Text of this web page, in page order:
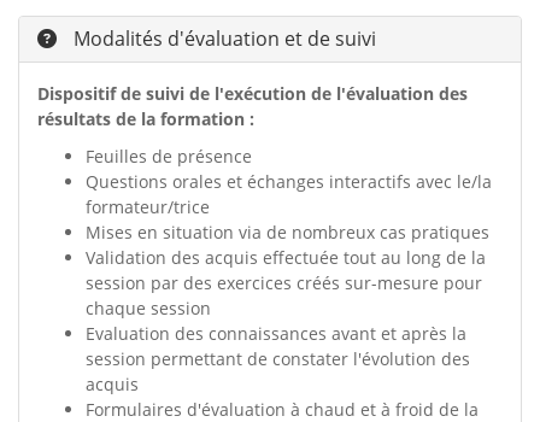
Modalités d'évaluation et de suivi
Dispositif de suivi de l'exécution de l'évaluation des
résultats de la formation :
Feuilles de présence
Questions orales et échanges interactifs avec le/la
formateur/trice
Mises en situation via de nombreux cas pratiques
Validation des acquis effectuée tout au long de la
session par des exercices créés sur-mesure pour
chaque session
Evaluation des connaissances avant et après la
session permettant de constater l'évolution des
acquis
Formulaires d'évaluation à chaud et à froid de la